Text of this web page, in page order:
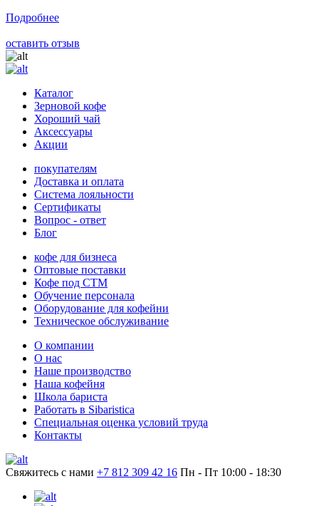
Подробнее
оставить отзыв
Каталог
Зерновой кофе
Хороший чай
Аксессуары
Акции
покупателям
Доставка и оплата
Система лояльности
Сертификаты
Вопрос - ответ
Блог
кофе для бизнеса
Оптовые поставки
Кофе под СТМ
Обучение персонала
Оборудование для кофейни
Техническое обслуживание
О компании
О нас
Наше производство
Наша кофейня
Школа бариста
Работать в Sibaristica
Специальная оценка условий труда
Контакты
Свяжитесь с нами +7 812 309 42 16 Пн - Пт 10:00 - 18:30